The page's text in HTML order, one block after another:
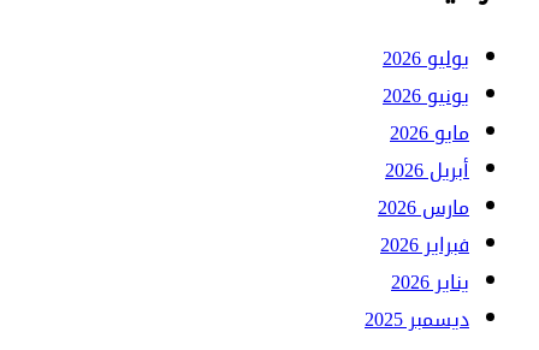
يوليو 2026
يونيو 2026
مايو 2026
أبريل 2026
مارس 2026
فبراير 2026
يناير 2026
ديسمبر 2025